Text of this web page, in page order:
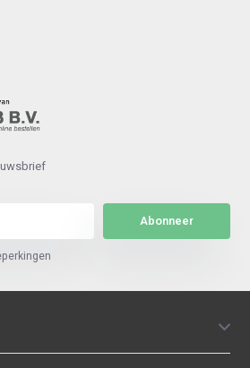
Abonneer